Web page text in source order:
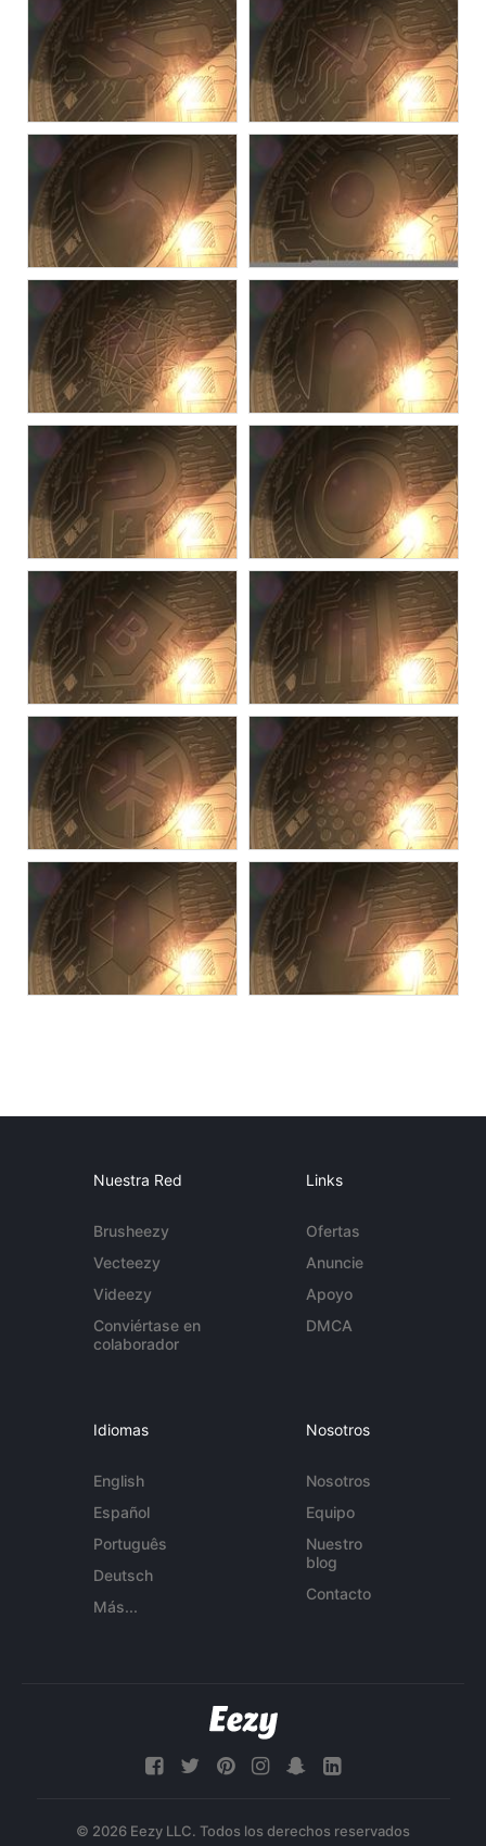
Nuestra Red
Brusheezy
Vecteezy
Videezy
Conviértase en
colaborador
Links
Ofertas
Anuncie
Apoyo
DMCA
Idiomas
English
Español
Português
Deutsch
Más...
Nosotros
Nosotros
Equipo
Nuestro
blog
Contacto
© 2026 Eezy LLC. Todos los derechos reservados